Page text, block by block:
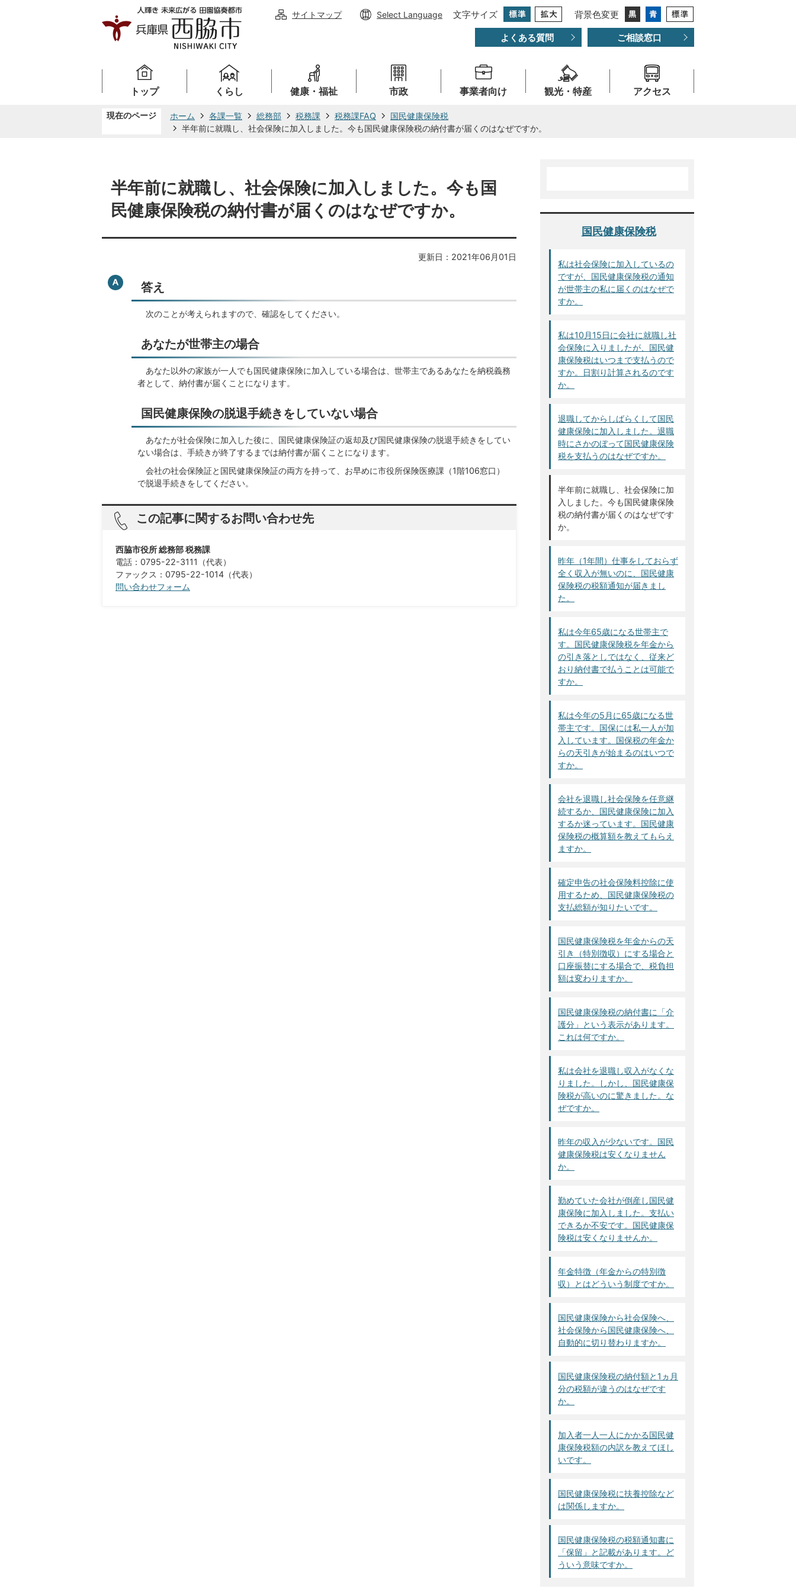
サイトマップ Select Language 文字サイズ 背景色変更
よくある質問 ご相談窓口
トップ くらし 健康・福祉 市政 事業者向け 観光・特産 アクセス
現在のページ ホーム 各課一覧 総務部 税務課 税務課FAQ
国民健康保険税
半年前に就職し、社会保険に加入しました。今も国民健康保険税の納付書が届くのはなぜですか。
半年前に就職し、社会保険に加入しました。今も国
民健康保険税の納付書が届くのはなぜですか。
更新日：2021年06月01日
答え
次のことが考えられますので、確認をしてください。
あなたが世帯主の場合
あなた以外の家族が一人でも国民健康保険に加入している場合は、世帯主であるあなたを納税義務
者として、納付書が届くことになります。
国民健康保険の脱退手続きをしていない場合
あなたが社会保険に加入した後に、国民健康保険証の返却及び国民健康保険の脱退手続きをしてい
ない場合は、手続きが終了するまでは納付書が届くことになります。
会社の社会保険証と国民健康保険証の両方を持って、お早めに市役所保険医療課（1階106窓口）
で脱退手続きをしてください。
この記事に関するお問い合わせ先
西脇市役所 総務部 税務課
電話：0795-22-3111（代表）
ファックス：0795-22-1014（代表）​​​​​​​​​​​​​​
問い合わせフォーム
国民健康保険税
私は社会保険に加入しているの
ですが、国民健康保険税の通知
が世帯主の私に届くのはなぜで
すか。
私は10月15日に会社に就職し社
会保険に入りましたが、国民健
康保険税はいつまで支払うので
すか。日割り計算されるのです
か。
退職してからしばらくして国民
健康保険に加入しました。退職
時にさかのぼって国民健康保険
税を支払うのはなぜですか。
半年前に就職し、社会保険に加
入しました。今も国民健康保険
税の納付書が届くのはなぜです
か。
昨年（1年間）仕事をしておらず
全く収入が無いのに、国民健康
保険税の税額通知が届きまし
た。
私は今年65歳になる世帯主で
す。国民健康保険税を年金から
の引き落としではなく、従来ど
おり納付書で払うことは可能で
すか。
私は今年の5月に65歳になる世
帯主です。国保には私一人が加
入しています。国保税の年金か
らの天引きが始まるのはいつで
すか。
会社を退職し社会保険を任意継
続するか、国民健康保険に加入
するか迷っています。国民健康
保険税の概算額を教えてもらえ
ますか。
確定申告の社会保険料控除に使
用するため、国民健康保険税の
支払総額が知りたいです。
国民健康保険税を年金からの天
引き（特別徴収）にする場合と
口座振替にする場合で、税負担
額は変わりますか。
国民健康保険税の納付書に「介
護分」という表示があります。
これは何ですか。
私は会社を退職し収入がなくな
りました。しかし、国民健康保
険税が高いのに驚きました。な
ぜですか。
昨年の収入が少ないです。国民
健康保険税は安くなりません
か。
勤めていた会社が倒産し国民健
康保険に加入しました。支払い
できるか不安です。国民健康保
険税は安くなりませんか。
年金特徴（年金からの特別徴
収）とはどういう制度ですか。
国民健康保険から社会保険へ、
社会保険から国民健康保険へ、
自動的に切り替わりますか。
国民健康保険税の納付額と1ヵ月
分の税額が違うのはなぜです
か。
加入者一人一人にかかる国民健
康保険税額の内訳を教えてほし
いです。
国民健康保険税に扶養控除など
は関係しますか。
国民健康保険税の税額通知書に
「保留」と記載があります。ど
ういう意味ですか。